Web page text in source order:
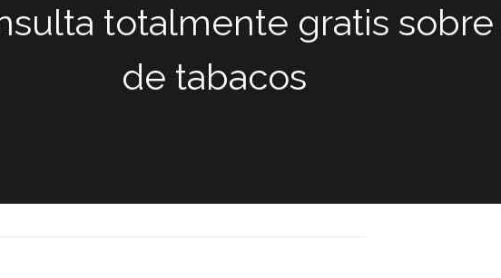
totalmente gratis
de tabacos